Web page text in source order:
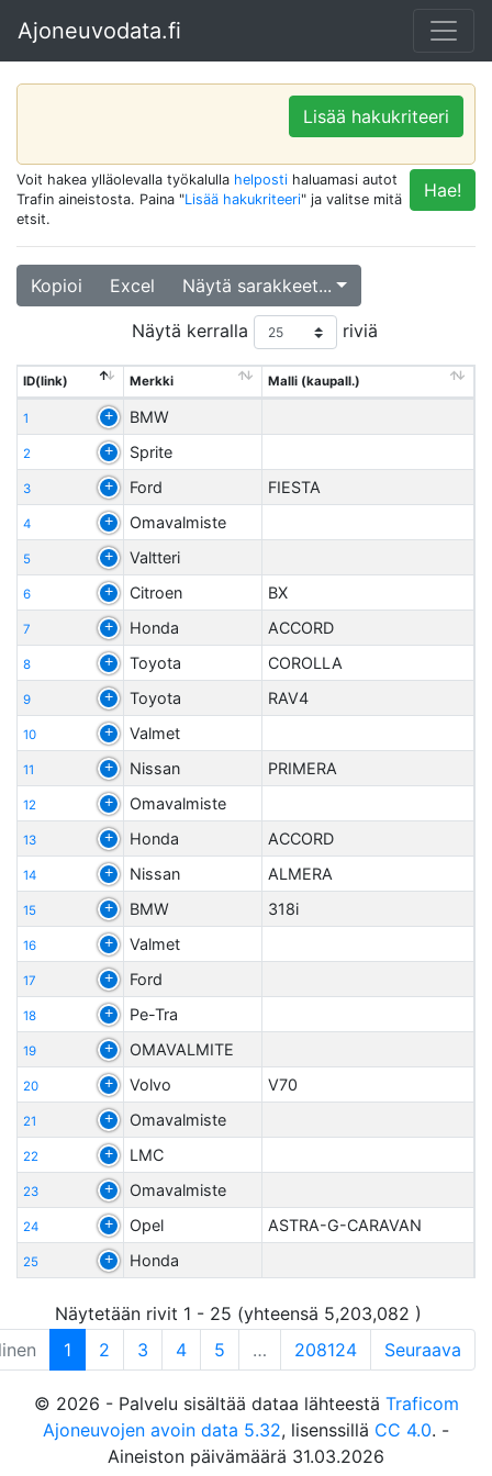
Ajoneuvodata.fi
Lisää hakukriteeri
Hae!
Voit hakea ylläolevalla työkalulla helposti haluamasi autot
Trafin aineistosta. Paina "Lisää hakukriteeri" ja valitse mitä
etsit.
Kopioi Excel Näytä sarakkeet...
Näytä kerralla riviä
ID(link) Merkki Malli (kaupall.)
1 BMW
2 Sprite
3 Ford FIESTA
4 Omavalmiste
5 Valtteri
6 Citroen BX
7 Honda ACCORD
8 Toyota COROLLA
9 Toyota RAV4
10 Valmet
11 Nissan PRIMERA
12 Omavalmiste
13 Honda ACCORD
14 Nissan ALMERA
15 BMW 318i
16 Valmet
17 Ford
18 Pe-Tra
19 OMAVALMITE
20 Volvo V70
21 Omavalmiste
22 LMC
23 Omavalmiste
24 Opel ASTRA-G-CARAVAN
25 Honda
Näytetään rivit 1 - 25 (yhteensä 5,203,082 )
1 2 3 4 5 … 208124 Seuraava
© 2026 - Palvelu sisältää dataa lähteestä Traficom
Ajoneuvojen avoin data 5.32, lisenssillä CC 4.0. -
Aineiston päivämäärä 31.03.2026